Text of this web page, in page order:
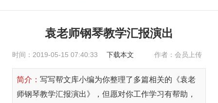
袁老师钢琴教学汇报演出
时间：2019-05-15 07:40:33 下载本文 作者：会员上传
简介： 写写帮文库小编为你整理了多篇相关的《袁老
师钢琴教学汇报演出》，但愿对你工作学习有帮助，